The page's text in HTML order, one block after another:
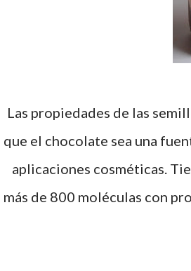
Las propiedades de las
que el chocolate sea una
aplicaciones cosméticas.
más de 800 moléculas con